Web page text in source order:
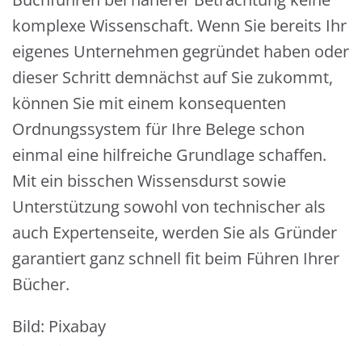
komplexe Wissenschaft. Wenn Sie bereits Ihr
eigenes Unternehmen gegründet haben oder
dieser Schritt demnächst auf Sie zukommt,
können Sie mit einem konsequenten
Ordnungssystem für Ihre Belege schon
einmal eine hilfreiche Grundlage schaffen.
Mit ein bisschen Wissensdurst sowie
Unterstützung sowohl von technischer als
auch Expertenseite, werden Sie als Gründer
garantiert ganz schnell fit beim Führen Ihrer
Bücher.
Bild: Pixabay